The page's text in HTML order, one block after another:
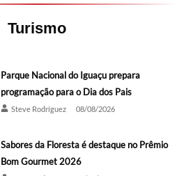
Turismo
Parque Nacional do Iguaçu prepara
programação para o Dia dos Pais
Steve Rodríguez 08/08/2026
Sabores da Floresta é destaque no Prêmio
Bom Gourmet 2026